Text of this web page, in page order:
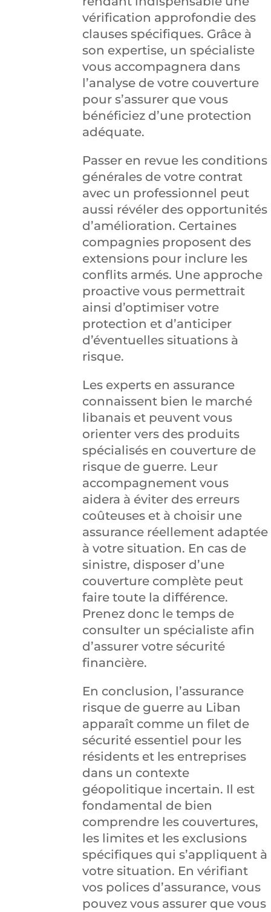
vérification approfondie des
clauses spécifiques. Grâce à
son expertise, un spécialiste
vous accompagnera dans
l’analyse de votre couverture
pour s’assurer que vous
bénéficiez d’une protection
adéquate.
Passer en revue les conditions
générales de votre contrat
avec un professionnel peut
aussi révéler des opportunités
d’amélioration. Certaines
compagnies proposent des
extensions pour inclure les
conflits armés. Une approche
proactive vous permettrait
ainsi d’optimiser votre
protection et d’anticiper
d’éventuelles situations à
risque.
Les experts en assurance
connaissent bien le marché
libanais et peuvent vous
orienter vers des produits
spécialisés en couverture de
risque de guerre. Leur
accompagnement vous
aidera à éviter des erreurs
coûteuses et à choisir une
assurance réellement adaptée
à votre situation. En cas de
sinistre, disposer d’une
couverture complète peut
faire toute la différence.
Prenez donc le temps de
consulter un spécialiste afin
d’assurer votre sécurité
financière.
En conclusion, l’assurance
risque de guerre au Liban
apparaît comme un filet de
sécurité essentiel pour les
résidents et les entreprises
dans un contexte
géopolitique incertain. Il est
fondamental de bien
comprendre les couvertures,
les limites et les exclusions
spécifiques qui s’appliquent à
votre situation. En vérifiant
vos polices d’assurance, vous
pouvez vous assurer que vous